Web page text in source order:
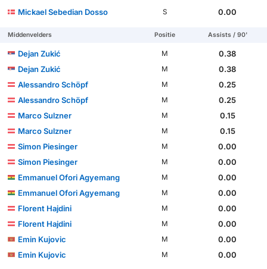
Mickael Sebedian Dosso
S 0.00
Middenvelders Positie Assists / 90'
Dejan Zukić M
0.38
Dejan Zukić
M
0.38
Alessandro Schöpf
M
0.25
Alessandro Schöpf
M
0.25
Marco Sulzner
M
0.15
Marco Sulzner
M
0.15
Simon Piesinger
M
0.00
Simon Piesinger
M
0.00
Emmanuel Ofori Agyemang
M
0.00
Emmanuel Ofori Agyemang
M
0.00
Florent Hajdini
M
0.00
Florent Hajdini
M
0.00
Emin Kujovic
M
0.00
Emin Kujovic
M 0.00